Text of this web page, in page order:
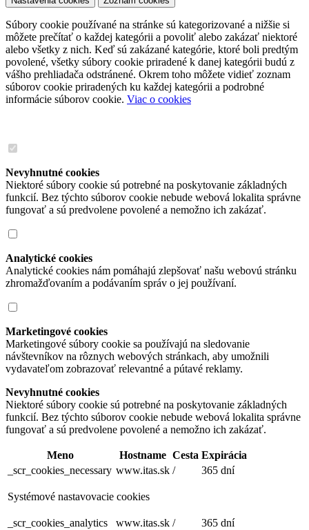
Súbory cookie používané na stránke sú kategorizované a nižšie si
môžete prečítať o každej kategórii a povoliť alebo zakázať niektoré
alebo všetky z nich. Keď sú zakázané kategórie, ktoré boli predtým
povolené, všetky súbory cookie priradené k danej kategórii budú z
vášho prehliadača odstránené. Okrem toho môžete vidieť zoznam
súborov cookie priradených ku každej kategórii a podrobné
informácie súborov cookie. Viac o cookies
Nevyhnutné cookies
Niektoré súbory cookie sú potrebné na poskytovanie základných
funkcií. Bez týchto súborov cookie nebude webová lokalita správne
fungovať a sú predvolene povolené a nemožno ich zakázať.
Analytické cookies
Analytické cookies nám pomáhajú zlepšovať našu webovú stránku
zhromažďovaním a podávaním správ o jej používaní.
Marketingové cookies
Marketingové súbory cookie sa používajú na sledovanie
návštevníkov na rôznych webových stránkach, aby umožnili
vydavateľom zobrazovať relevantné a pútavé reklamy.
Nevyhnutné cookies
Niektoré súbory cookie sú potrebné na poskytovanie základných
funkcií. Bez týchto súborov cookie nebude webová lokalita správne
fungovať a sú predvolene povolené a nemožno ich zakázať.
Meno Hostname Cesta Expirácia
_scr_cookies_necessary www.itas.sk / 365 dní
Systémové nastavovacie cookies
_scr_cookies_analytics www.itas.sk / 365 dní